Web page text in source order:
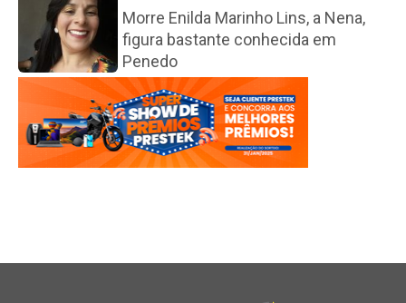
Morre Enilda Marinho Lins, a Nena,
figura bastante conhecida em
Penedo